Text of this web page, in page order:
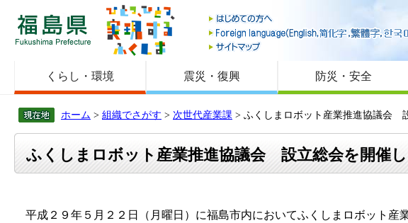
福島県
くらし・環境 震災・復興 防災・安全
ホーム > 組織でさがす > 次世代産業課 > ふくしまロボット産業推進協議会
ふくしまロボット産業推進協議会 設立総会を開催し
平成２９年５月２２日（月曜日）に福島市内においてふくしまロボット産